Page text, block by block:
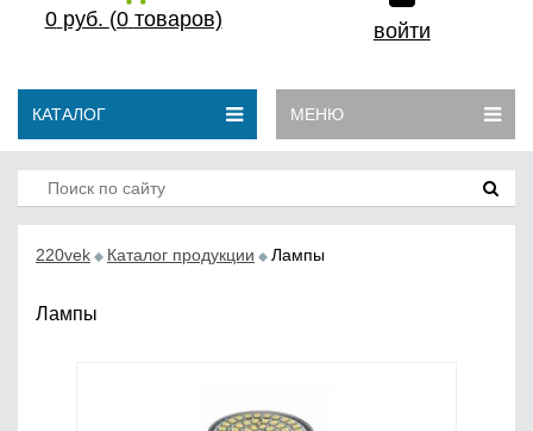
0 руб. (0 товаров) войти
КАТАЛОГ МЕНЮ
220vek Каталог продукции Лампы
Лампы